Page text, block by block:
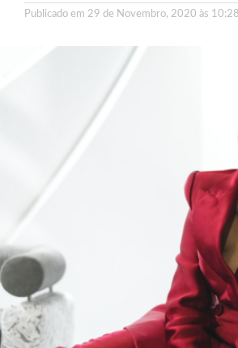
Publicado em 29 de Novembro, 2020 às 10:28